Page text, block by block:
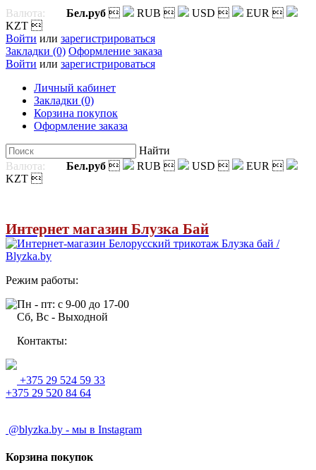
Валюта: Бел.руб  RUB  USD  EUR 
KZT 
Войти или зарегистрироваться
Закладки (0) Оформление заказа
Войти или зарегистрироваться
Личный кабинет
Закладки (0)
Корзина покупок
Оформление заказа
Найти
Валюта:
Бел.руб  RUB  USD  EUR 
KZT 
Интернет магазин Блузка Бай
Режим работы:
Пн - пт: с 9-00 до 17-00
Сб, Вс - Выходной
Контакты:
+375 29 524 59 33
+375 29 520 84 64
@blyzka.by - мы в Instagram
Корзина покупок